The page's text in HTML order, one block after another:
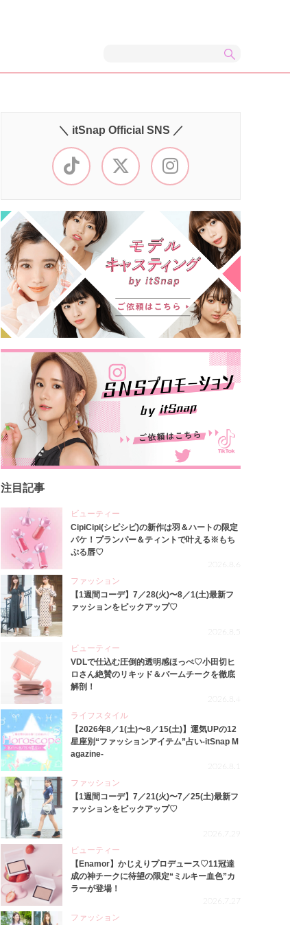
＼ itSnap Official SNS ／
注目記事
ビューティー
CipiCipi(シピシピ)の新作は羽＆ハートの限定
パケ！プランパー＆ティントで叶える※もち
ぷる唇♡
2026.8.6
ファッション
【1週間コーデ】7／28(火)〜8／1(土)最新フ
ァッションをピックアップ♡
2026.8.5
ビューティー
VDLで仕込む圧倒的透明感ほっぺ♡小田切ヒ
ロさん絶賛のリキッド＆バームチークを徹底
解剖！
2026.8.4
ライフスタイル
【2026年8／1(土)〜8／15(土)】運気UPの12
星座別“ファッションアイテム”占い-itSnap M
agazine-
2026.8.1
ファッション
【1週間コーデ】7／21(火)〜7／25(土)最新フ
ァッションをピックアップ♡
2026.7.29
ビューティー
【Enamor】かじえりプロデュース♡11冠達
成の神チークに待望の限定“ミルキー血色”カ
ラーが登場！
2026.7.27
ファッション